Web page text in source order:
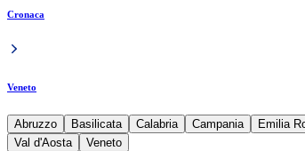
Cronaca
Veneto
Abruzzo Basilicata Calabria Campania Emilia
Val d'Aosta
Veneto